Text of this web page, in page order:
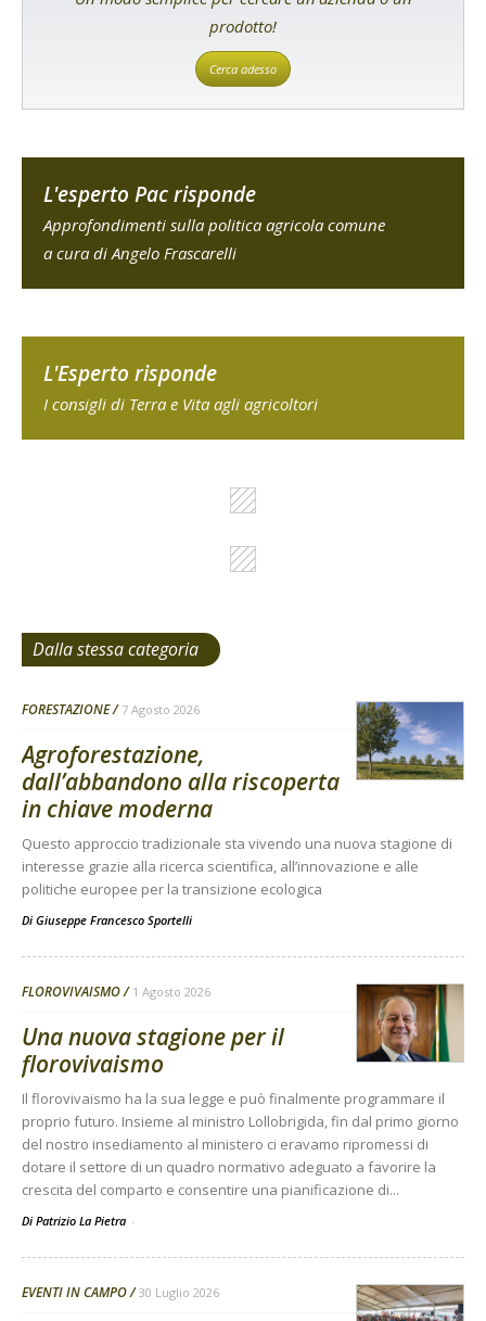
prodotto!
Cerca adesso
L'esperto Pac risponde
Approfondimenti sulla politica agricola comune
a cura di Angelo Frascarelli
L'Esperto risponde
I consigli di Terra e Vita agli agricoltori
Dalla stessa categoria
FORESTAZIONE 7 Agosto 2026
Agroforestazione,
dall’abbandono alla riscoperta
in chiave moderna
Questo approccio tradizionale sta vivendo una nuova stagione di
interesse grazie alla ricerca scientifica, all’innovazione e alle
politiche europee per la transizione ecologica
Di Giuseppe Francesco Sportelli
FLOROVIVAISMO 1 Agosto 2026
Una nuova stagione per il
florovivaismo
Il florovivaismo ha la sua legge e può finalmente programmare il
proprio futuro. Insieme al ministro Lollobrigida, fin dal primo giorno
del nostro insediamento al ministero ci eravamo ripromessi di
dotare il settore di un quadro normativo adeguato a favorire la
crescita del comparto e consentire una pianificazione di...
Di Patrizio La Pietra -
EVENTI IN CAMPO 30 Luglio 2026